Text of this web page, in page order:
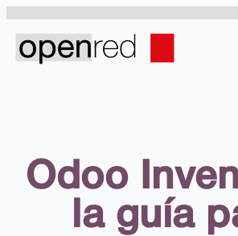
Odoo
la guía